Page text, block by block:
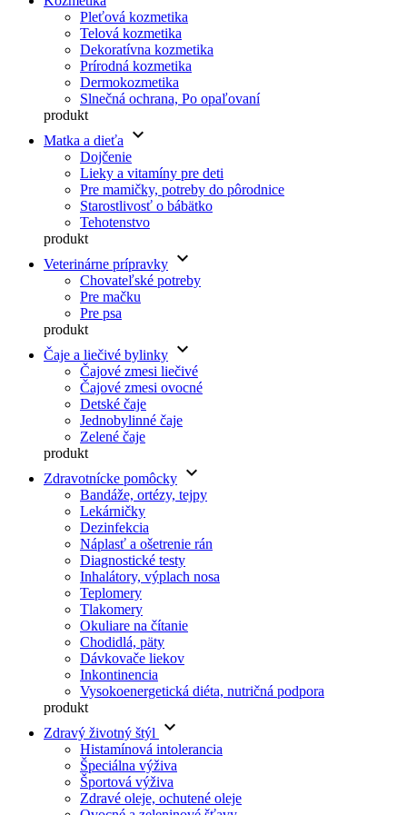
Pleťová kozmetika
Telová kozmetika
Dekoratívna kozmetika
Prírodná kozmetika
Dermokozmetika
Slnečná ochrana, Po opaľovaní
produkt
Matka a dieťa
keyboard_arrow_down
Dojčenie
Lieky a vitamíny pre deti
Pre mamičky, potreby do pôrodnice
Starostlivosť o bábätko
Tehotenstvo
produkt
Veterinárne prípravky keyboard_arrow_down
Chovateľské potreby
Pre mačku
Pre psa
produkt
Čaje a liečivé bylinky keyboard_arrow_down
Čajové zmesi liečivé
Čajové zmesi ovocné
Detské čaje
Jednobylinné čaje
Zelené čaje
produkt
Zdravotnícke pomôcky keyboard_arrow_down
Bandáže, ortézy, tejpy
Lekárničky
Dezinfekcia
Náplasť a ošetrenie rán
Diagnostické testy
Inhalátory, výplach nosa
Teplomery
Tlakomery
Okuliare na čítanie
Chodidlá, päty
Dávkovače liekov
Inkontinencia
Vysokoenergetická diéta, nutričná podpora
produkt
Zdravý životný štýl
keyboard_arrow_down
Histamínová intolerancia
Špeciálna výživa
Športová výživa
Zdravé oleje, ochutené oleje